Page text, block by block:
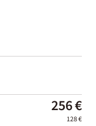
256 €
128 €